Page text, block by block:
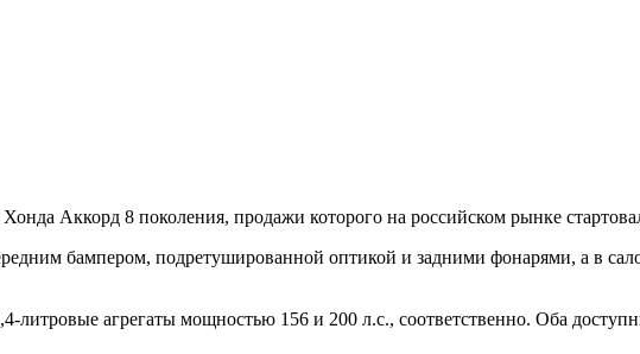
Аккорд 8 поколения, продажи которого на российском рынке
бампером, подретушированной оптикой и задними фонарями, а в
агрегаты мощностью 156 и 200 л.с., соответственно. Оба